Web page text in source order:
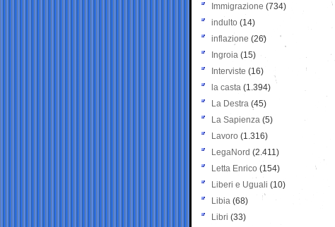
Immigrazione (734)
indulto (14)
inflazione (26)
Ingroia (15)
Interviste (16)
la casta (1.394)
La Destra (45)
La Sapienza (5)
Lavoro (1.316)
LegaNord (2.411)
Letta Enrico (154)
Liberi e Uguali (10)
Libia (68)
Libri (33)